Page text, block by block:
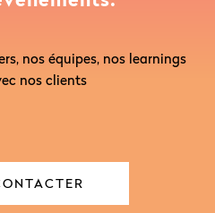
nos équipes, nos learnings
nos clients